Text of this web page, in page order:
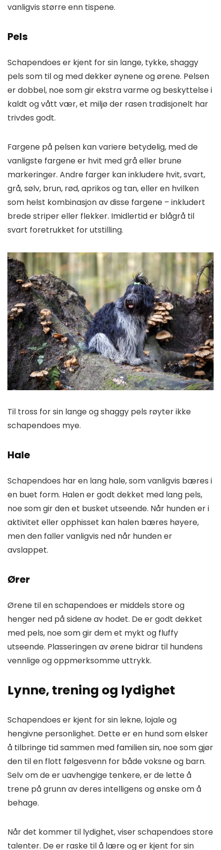
vanligvis større enn tispene.
Pels
Schapendoes er kjent for sin lange, tykke, shaggy
pels som til og med dekker øynene og ørene. Pelsen
er dobbel, noe som gir ekstra varme og beskyttelse i
kaldt og vått vær, et miljø der rasen tradisjonelt har
trivdes godt.
Fargene på pelsen kan variere betydelig, med de
vanligste fargene er hvit med grå eller brune
markeringer. Andre farger kan inkludere hvit, svart,
grå, sølv, brun, rød, aprikos og tan, eller en hvilken
som helst kombinasjon av disse fargene – inkludert
brede striper eller flekker. Imidlertid er blågrå til
svart foretrukket for utstilling.
Til tross for sin lange og shaggy pels røyter ikke
schapendoes mye.
Hale
Schapendoes har en lang hale, som vanligvis bæres i
en buet form. Halen er godt dekket med lang pels,
noe som gir den et busket utseende. Når hunden er i
aktivitet eller opphisset kan halen bæres høyere,
men den faller vanligvis ned når hunden er
avslappet.
Ører
Ørene til en schapendoes er middels store og
henger ned på sidene av hodet. De er godt dekket
med pels, noe som gir dem et mykt og fluffy
utseende. Plasseringen av ørene bidrar til hundens
vennlige og oppmerksomme uttrykk.
Lynne, trening og lydighet
Schapendoes er kjent for sin lekne, lojale og
hengivne personlighet. Dette er en hund som elsker
å tilbringe tid sammen med familien sin, noe som gjør
den til en flott følgesvenn for både voksne og barn.
Selv om de er uavhengige tenkere, er de lette å
trene på grunn av deres intelligens og ønske om å
behage.
Når det kommer til lydighet, viser schapendoes store
talenter. De er raske til å lære og er kjent for sin